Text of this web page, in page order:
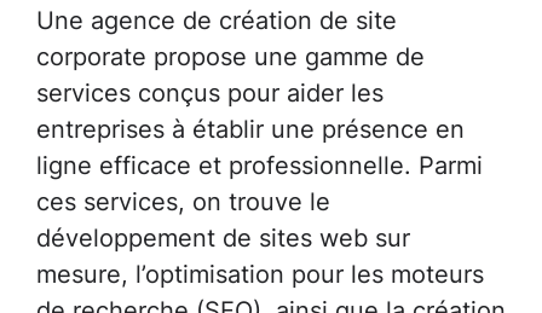
Une agence de création de site
corporate propose une gamme de
services conçus pour aider les
entreprises à établir une présence en
ligne efficace et professionnelle. Parmi
ces services, on trouve le
développement de sites web sur
mesure, l’optimisation pour les moteurs